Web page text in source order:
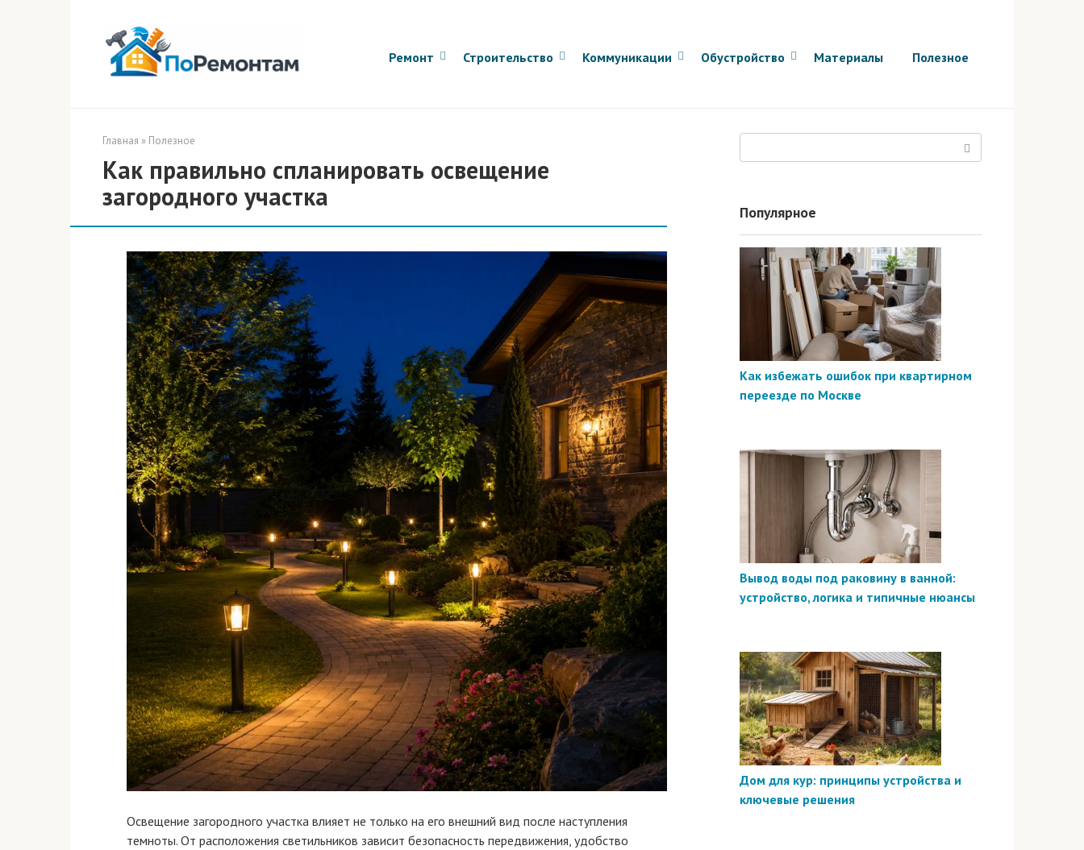
Ремонт Строительство Коммуникации Обустройство Материалы Полезное
Главная » Полезное
Как правильно спланировать освещение
загородного участка
Освещение загородного участка влияет не только на его внешний вид после наступления
темноты. От расположения светильников зависит безопасность передвижения, удобство
Популярное
Как избежать ошибок при квартирном
переезде по Москве
Вывод воды под раковину в ванной:
устройство, логика и типичные нюансы
Дом для кур: принципы устройства и
ключевые решения